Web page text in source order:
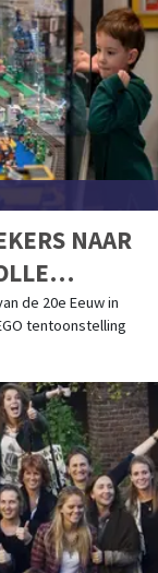
NAAR
de 20e Eeuw in
tentoonstelling